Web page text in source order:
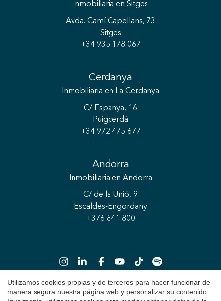
Inmobiliaria en Sitges
Avda. Camí Capellans, 73
Sitges
+34 935 178 067
Cerdanya
Inmobiliaria en La Cerdanya
C/ Espanya, 16
Puigcerdà
+34 972 475 677
Andorra
Inmobiliaria en Andorra
C/ de la Unió, 9
Escaldes-Engordany
+376 841 800
Utilizamos cookies propias y de terceros para hacer funcionar de
manera segura nuestra página web y personalizar su contenido.
Guardar configuración Aceptar todas